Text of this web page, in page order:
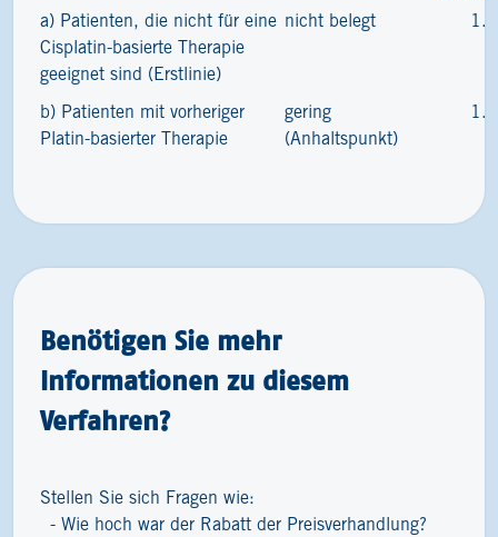
a) Patienten, die nicht für eine
Cisplatin-basierte Therapie
geeignet sind (Erstlinie)
nicht belegt
b) Patienten mit vorheriger
Platin-basierter Therapie
gering
(Anhaltspunkt)
Benötigen Sie mehr
Informationen zu diesem
Verfahren?
Stellen Sie sich Fragen wie:
Wie hoch war der Rabatt der Preisverhandlung?